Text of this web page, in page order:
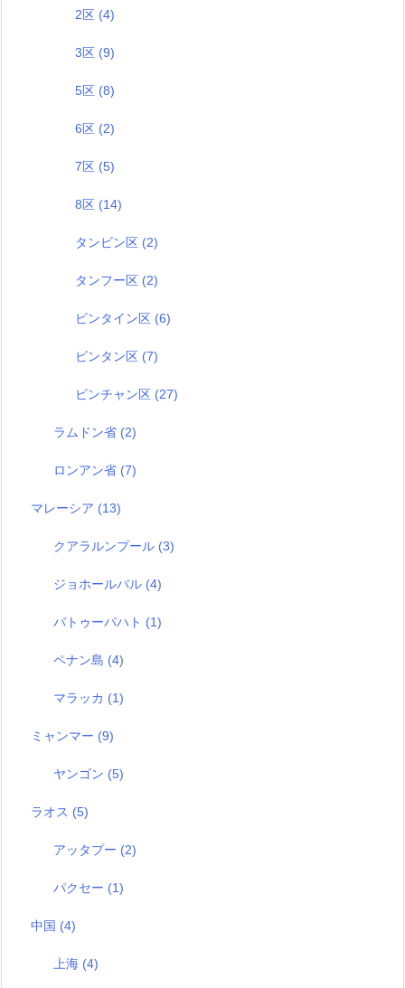
2区 (4)
3区 (9)
5区 (8)
6区 (2)
7区 (5)
8区 (14)
タンビン区 (2)
タンフー区 (2)
ビンタイン区 (6)
ビンタン区 (7)
ビンチャン区 (27)
ラムドン省 (2)
ロンアン省 (7)
マレーシア (13)
クアラルンプール (3)
ジョホールバル (4)
バトゥーパハト (1)
ペナン島 (4)
マラッカ (1)
ミャンマー (9)
ヤンゴン (5)
ラオス (5)
アッタプー (2)
パクセー (1)
中国 (4)
上海 (4)